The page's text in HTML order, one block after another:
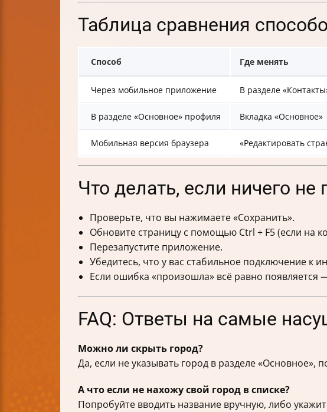
Таблица сравнения
Способ Где менять
Через мобильное приложение В разделе
В разделе «Основное» профиля Вкладка «Основное»
Мобильная версия браузера «Редактировать
Что делать, если ничего не
Проверьте, что вы нажимаете «Сохранить».
Обновите страницу с помощью Ctrl + F5 (если на
Перезапустите приложение.
Убедитесь, что у вас стабильное подключение к
Если ошибка «произошла» всё равно
FAQ: Ответы на самые
Можно ли скрыть город?
Да, если не указывать город в разделе «Основное»,
А что если не нахожу свой город в списке?
Попробуйте вводить название вручную, либо